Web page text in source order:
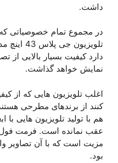
داشت.
در مجموع تمام خصوصیاتی که
دارد کیفیت بسیار بالایی از
نمایش خواهد گذاشت.
کنند از برندهای مطرحی
هم با تولید تلویزیون هایی
عقب نمانده است. فرمت فول
مزیت است که با آن تصاویر
بود.